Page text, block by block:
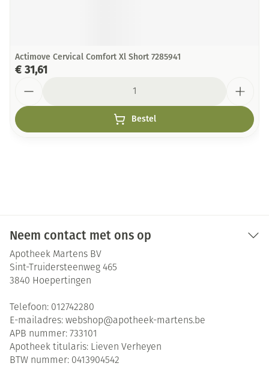
Actimove Cervical Comfort Xl Short 7285941
€ 31,61
Bestel
Neem contact met ons op
Apotheek Martens BV
Sint-Truidersteenweg 465
3840 Hoepertingen
Telefoon: 012742280
E-mailadres: webshop@apotheek-martens.be
APB nummer: 733101
Apotheek titularis: Lieven Verheyen
BTW nummer: 0413904542